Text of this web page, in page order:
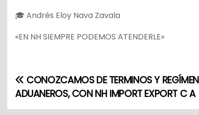
🎓 Andrés Eloy Nava Zavala
«EN NH SIEMPRE PODEMOS ATENDERLE»
N
a
CONOZCAMOS DE TERMINOS Y
ADUANEROS, CON NH IMPORT EXPORT C A